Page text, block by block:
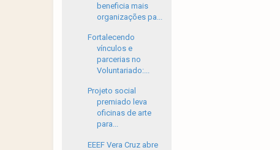
beneficia mais
organizações pa...
Fortalecendo
vínculos e
parcerias no
Voluntariado:...
Projeto social
premiado leva
oficinas de arte
para...
EEEF Vera Cruz abre